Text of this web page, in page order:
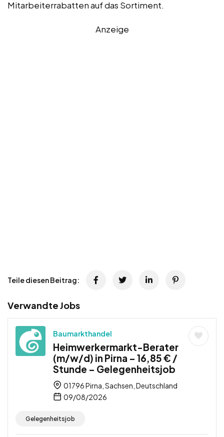
Mitarbeiterrabatten auf das Sortiment.
Anzeige
Teile diesen Beitrag:
Verwandte Jobs
Baumarkthandel
Heimwerkermarkt-Berater
(m/w/d) in Pirna – 16,85 € /
Stunde – Gelegenheitsjob
01796 Pirna, Sachsen, Deutschland
09/08/2026
Gelegenheitsjob